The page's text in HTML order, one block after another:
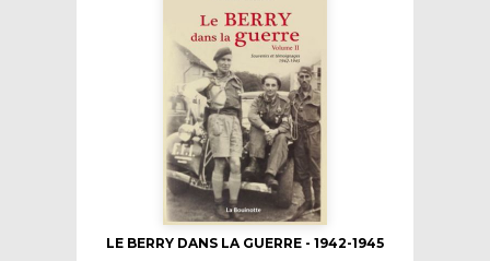
LE BERRY DANS LA GUERRE - 1942-1945